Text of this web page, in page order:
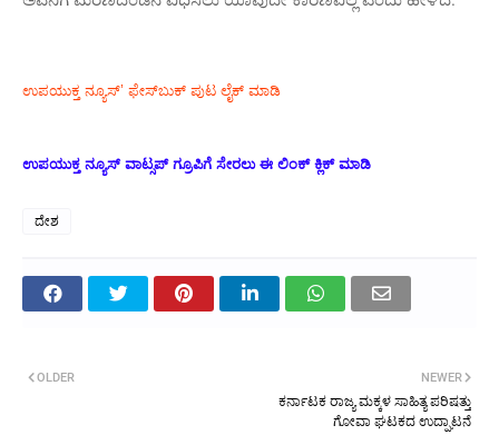
ಉಪಯುಕ್ತ ನ್ಯೂಸ್‌’ ಫೇಸ್‌ಬುಕ್ ಪುಟ ಲೈಕ್ ಮಾಡಿ
ಉಪಯುಕ್ತ ನ್ಯೂಸ್‌ ವಾಟ್ಸಪ್‌ ಗ್ರೂಪಿಗೆ ಸೇರಲು ಈ ಲಿಂಕ್ ಕ್ಲಿಕ್ ಮಾಡಿ
ದೇಶ
NEWER
ಕರ್ನಾಟಕ ರಾಜ್ಯ ಮಕ್ಕಳ ಸಾಹಿತ್ಯ ಪರಿಷತ್ತು
ಗೋವಾ ಘಟಕದ ಉದ್ಘಾಟನೆ
OLDER